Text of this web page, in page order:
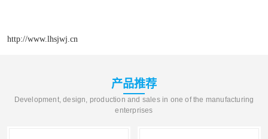
http://www.lhsjwj.cn
产品推荐
Development, design, production and sales in one of the manufacturing
enterprises